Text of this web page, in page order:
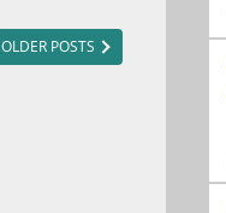
OLDER POSTS